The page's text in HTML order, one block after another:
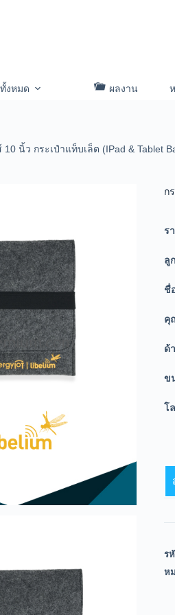
งหมด ผลงาน
นิ้ว กระเป๋าแท็บเล็ต (IPad & Tablet
ก
ร
ลู
ชื่
คุ
ด้
ข
โ
ร
ห